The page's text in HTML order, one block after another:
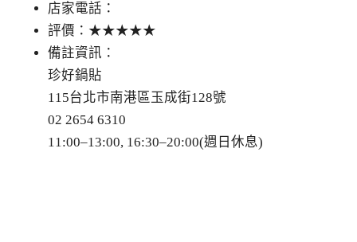
店家電話：
評價：★★★★★
備註資訊：
珍好鍋貼
115台北市南港區玉成街128號
02 2654 6310
11:00–13:00, 16:30–20:00(週日休息)